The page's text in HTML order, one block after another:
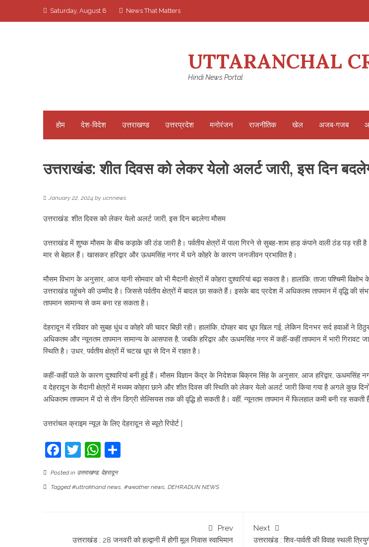
Saturday, August 8 News That Matters
UTTARANCHAL
Hindi News Portal
होम देश-विदेश उत्तराखण्ड उत्तरप्रदेश मनोरंजन राजनीतिक खेल अजब-गजब
उत्तराखंड: शीत दिवस को लेकर येलो अलर्ट जारी, इस दिन
January 22, 2024 by ucnnews
उत्तराखंड: शीत दिवस को लेकर येलो अलर्ट जारी, इस दिन बदलेगा मौसम
उत्तराखंड में शुष्क मौसम के बीच कड़ाके की ठंड जारी है। पर्वतीय क्षेत्रों में पाला गिरने से सुबह-शाम हाड़ कंपाने वाली ठंड पड़ रही
मार से बेहाल हैं। खासकर हरिद्वार और ऊधमसिंह नगर में घने कोहरे के कारण जनजीवन प्रभावित है।
मौसम विभाग के अनुसार, आज यानी सोमवार को भी मैदानी क्षेत्रों में कोहरा दुश्वारियां बढ़ा सकता है। हालांकि, ताजा पश्चिमी
उत्तराखंड पहुंचने की उम्मीद है। जिससे पर्वतीय क्षेत्रों में बादल छा सकते हैं। इसके बाद प्रदेश में अधिकतम तापमान में वृद्धि की
तापमान सामान्य से कम बना रह सकता है।
देहरादून में रविवार को सुबह धुंध व कोहरे की चादर बिछी रही। हालांकि, दोपहर बाद धूप खिल गई, लेकिन दिनभर सर्द हवाओं ने
अधिकतम और न्यूनतम तापमान सामान्य के आसपास है, जबकि हरिद्वार और ऊधमसिंह नगर में कहीं-कहीं तापमान में भारी गिरावट
स्थिति है। उधर, पर्वतीय क्षेत्रों में चटख धूप से दिन में राहत है।
कहीं-कहीं पाले के कारण दुश्वारियां बनी हुई हैं। मौसम विज्ञान केंद्र के निदेशक बिक्रम सिंह के अनुसार, आज हरिद्वार, ऊधमसिंह
व देहरादून के मैदानी क्षेत्रों में मध्यम कोहरा छाने और शीत दिवस की स्थिति को लेकर येलो अलर्ट जारी किया गया है अगले कुछ दिनों
अधिकतम तापमान में दो से तीन डिग्री सेल्सियस तक की वृद्धि हो सकती है। वहीं, न्यूनतम तापमान में फिलहाल कमी बनी रह सकती
उत्तरांचल क्राइम न्यूज़ के लिए देहरादून से ब्यूरो रिपोर्ट |
Facebook
TwitterWhatsApp
Posted in उत्तराखण्ड, देहरादून
Tagged#uttrakhand news, #weather news, DEHRADUN NEWS
Prev
उत्तराखंड : 28 जनवरी को हल्द्वानी में होगी मूल निवास स्वाभिमान
Next
उत्तराखंड : शिव-पार्वती की विवाह स्थली